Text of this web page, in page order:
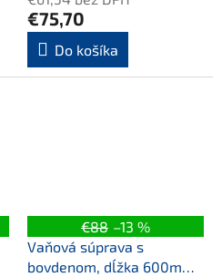
€75,70
Do košíka
€88 –13 %
Vaňová súprava s
bovdenom, dĺžka 600mm,